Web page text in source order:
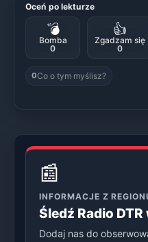
Oceń po lekturze
💣
Bomba
0
👍
Zgadzam się
0
0Co o tym myślisz?
📰
INFORMACJE Z
Śledź Radio
Dodaj nas do